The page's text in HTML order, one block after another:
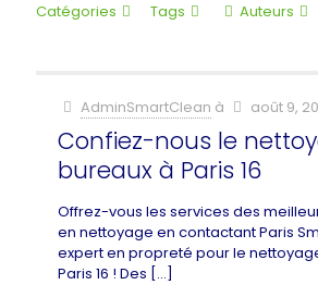
Catégories Tags Auteurs
AdminSmartClean à août 9,
Confiez-nous le
bureaux à Paris 16
Offrez-vous les services des
en nettoyage en contactant Paris
expert en propreté pour le
Paris 16 ! Des […]